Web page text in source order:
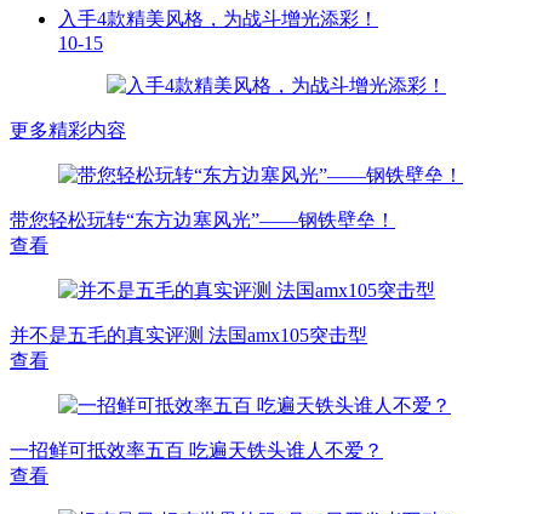
入手4款精美风格，为战斗增光添彩！
10-15
更多精彩内容
带您轻松玩转“东方边塞风光”——钢铁壁垒！
查看
并不是五毛的真实评测 法国amx105突击型
查看
一招鲜可抵效率五百 吃遍天铁头谁人不爱？
查看